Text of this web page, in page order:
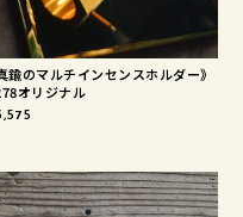
鍮のマルチインセンスホルダー》
オリジナル